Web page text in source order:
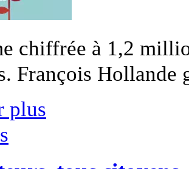
chiffrée à 1,2
François Hollande
plus